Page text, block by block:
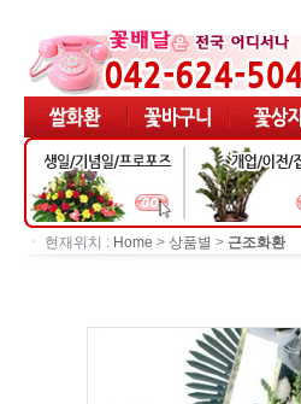
ㆍ 현재위치 : Home > 상품별 > 근조화환